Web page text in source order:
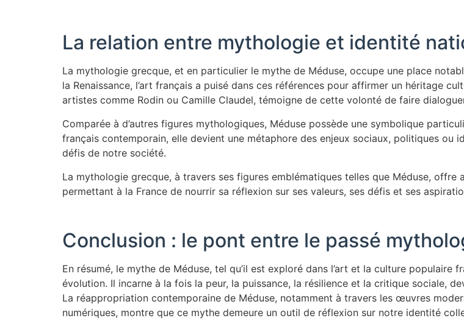
La relation entre mythologie et identité
La mythologie grecque, et en particulier le mythe de Méduse, occupe une place
la Renaissance, l’art français a puisé dans ces références pour affirmer un héritage
artistes comme Rodin ou Camille Claudel, témoigne de cette volonté de faire
Comparée à d’autres figures mythologiques, Méduse possède une symbolique
français contemporain, elle devient une métaphore des enjeux sociaux, politiques
défis de notre société.
La mythologie grecque, à travers ses figures emblématiques telles que Méduse,
permettant à la France de nourrir sa réflexion sur ses valeurs, ses défis et ses
Conclusion : le pont entre le passé
En résumé, le mythe de Méduse, tel qu’il est exploré dans l’art et la culture populaire
évolution. Il incarne à la fois la peur, la puissance, la résilience et la critique sociale,
La réappropriation contemporaine de Méduse, notamment à travers les œuvres
numériques, montre que ce mythe demeure un outil de réflexion sur notre identité